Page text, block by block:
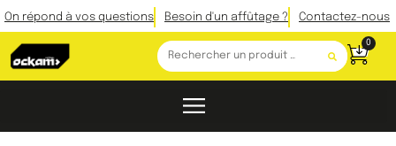
On répond à vos questions Besoin d'un affûtage ? Contactez-nous
0